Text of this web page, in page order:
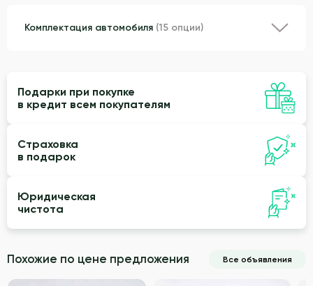
Комплектация автомобиля (15 опции)
Подарки при покупке
в кредит всем покупателям
Страховка
в подарок
Юридическая
чистота
Похожие по цене предложения Все объявления